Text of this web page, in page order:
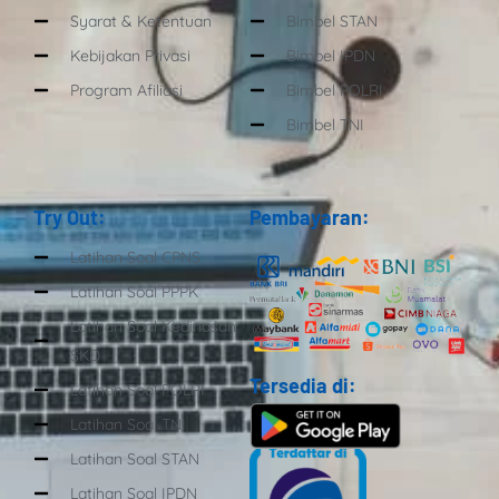
Syarat & Ketentuan
Kebijakan Privasi
Program Afiliasi
Bimbel STAN
Bimbel IPDN
Bimbel POLRI
Bimbel TNI
Try Out:
Latihan Soal CPNS
Latihan Soal PPPK
Latihan Soal Kedinasan
SKD
Latihan Soal POLRI
Latihan Soal TNI
Latihan Soal STAN
Latihan Soal IPDN
Pembayaran:
Tersedia di: